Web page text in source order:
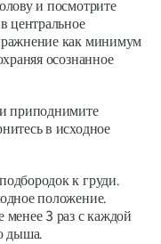
и посмотрите
центральное
как минимум
осознанное
приподнимите
в исходное
к груди.
положение.
менее 3 раз с каждой
дыша.